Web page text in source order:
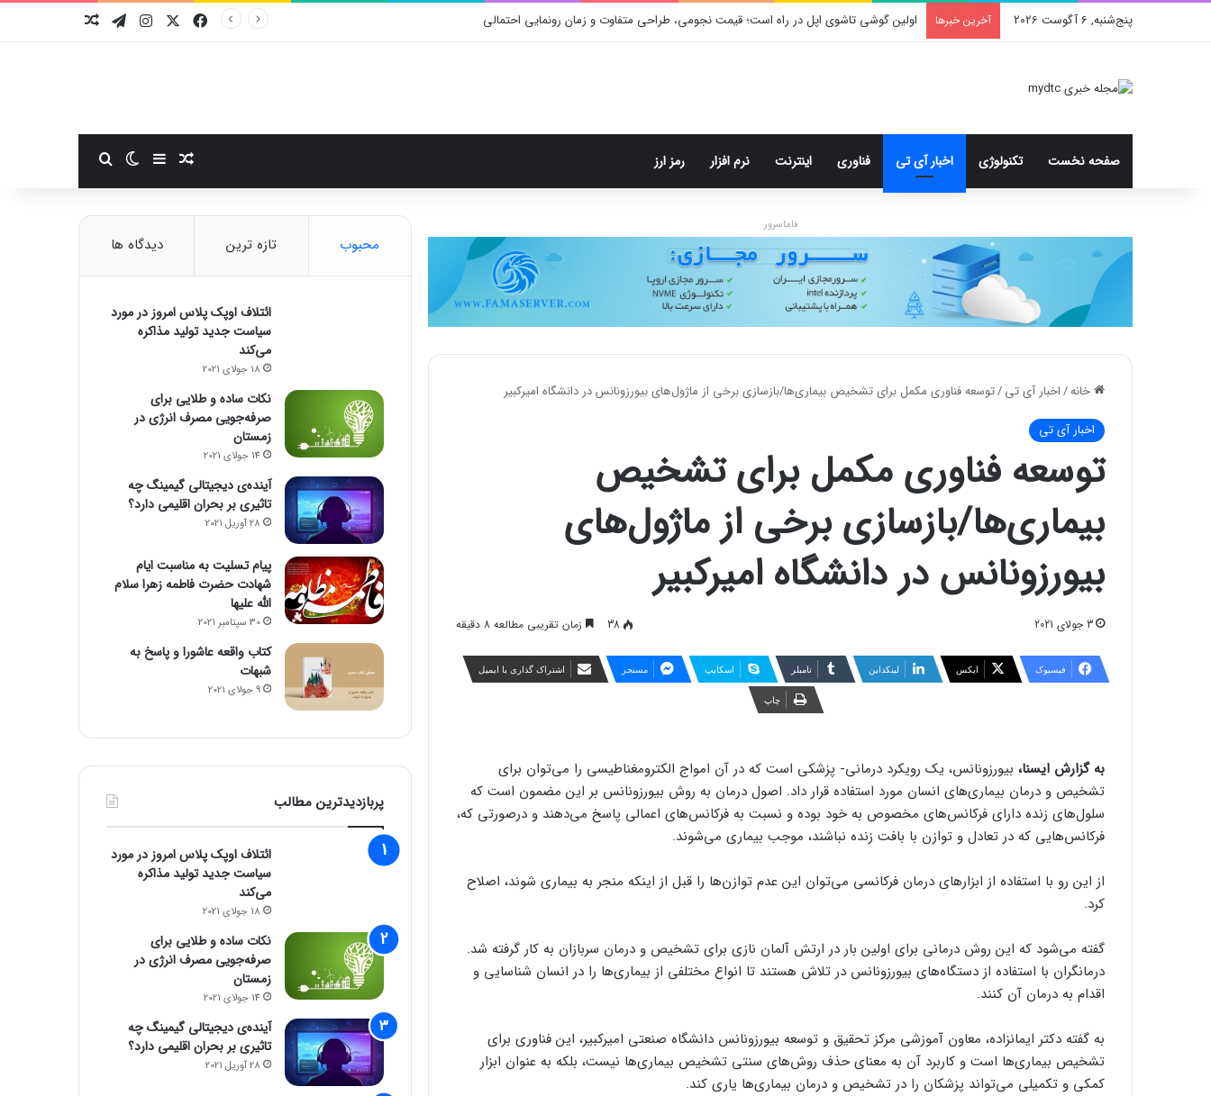
پنج‌شنبه, 6 آگوست 2026 آخرین خبرها محدودیت جدید اینستاگرام: هر پست فقط پنج هشتگ فیسبوکایکس اینستاگرام
تلگرام
صفحه نخست تکنولوژی اخبار آی تی فناوری اینترنت نرم افزار رمز ارز نوشته تصادفی
سایدبارتغییر پوسته
فاماسرور
خانه/اخبار آی تی/توسعه فناوری مکمل برای تشخیص بیماری‌ها/بازسازی برخی از ماژول‌های بیورزونانس در دانشگاه امیرکبیر
اخبار آی تی
توسعه فناوری مکمل برای تشخیص
بیماری‌ها/بازسازی برخی از ماژول‌های
بیورزونانس در دانشگاه امیرکبیر
3 جولای 2021 38 زمان تقریبی مطالعه 8 دقیقه
فیسبوک ایکس لینکداین تامبلر اسکایپ مسنجر اشتراک گذاری با ایمیل
چاپ
به گزارش ایسنا، بیورزونانس، یک رویکرد درمانی- پزشکی است که در آن امواج الکترومغناطیسی را می‌توان برای
تشخیص و درمان بیماری‌های انسان مورد استفاده قرار داد. اصول درمان به روش بیورزونانس بر این مضمون است که
سلول‌های زنده دارای فرکانس‌های مخصوص به خود بوده و نسبت به فرکانس‌های اعمالی پاسخ می‌دهند و درصورتی که،
فرکانس‌هایی که در تعادل و توازن با بافت زنده نباشند، موجب بیماری می‌شوند.
از این رو با استفاده از ابزارهای درمان فرکانسی می‌توان این عدم توازن‌ها را قبل از اینکه منجر به بیماری شوند، اصلاح
کرد.
گفته می‌شود که این روش درمانی برای اولین بار در ارتش آلمان نازی برای تشخیص و درمان سربازان به کار گرفته شد.
درمانگران با استفاده از دستگاه‌های بیورزونانس در تلاش هستند تا انواع مختلفی از بیماری‌ها را در انسان شناسایی و
اقدام به درمان آن کنند.
به گفته دکتر ایمانزاده، معاون آموزشی مرکز تحقیق و توسعه بیورزونانس دانشگاه صنعتی امیرکبیر، این فناوری برای
تشخیص بیماری‌ها است و کاربرد آن به معنای حذف روش‌های سنتی تشخیص بیماری‌ها نیست، بلکه به عنوان ابزار
کمکی و تکمیلی می‌تواند پزشکان را در تشخیص و درمان بیماری‌ها یاری کند.
محبوب تازه ترین دیدگاه ها
ائتلاف اوپک پلاس امروز در مورد
سیاست جدید تولید مذاکره
می‌کند
18 جولای 2021
نکات ساده و طلایی برای
صرفه‌جویی مصرف انرژی در
زمستان
14 جولای 2021
آینده‌ی دیجیتالی گیمینگ چه
تاثیری بر بحران اقلیمی دارد؟
28 آوریل 2021
پیام تسلیت به مناسبت ایام
شهادت حضرت فاطمه زهرا سلام
الله علیها
30 سپتامبر 2021
کتاب واقعه عاشورا و پاسخ به
شبهات
9 جولای 2021
پربازدیدترین مطالب
ائتلاف اوپک پلاس امروز در مورد
سیاست جدید تولید مذاکره
می‌کند
18 جولای 2021
نکات ساده و طلایی برای
صرفه‌جویی مصرف انرژی در
زمستان
14 جولای 2021
آینده‌ی دیجیتالی گیمینگ چه
تاثیری بر بحران اقلیمی دارد؟
28 آوریل 2021